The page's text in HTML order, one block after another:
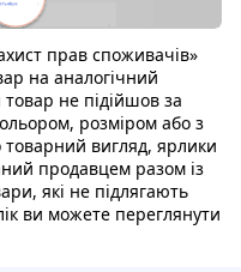
прав споживачів»
на аналогічний
не підійшов за
розміром або з
вигляд, ярлики
продавцем разом із
які не підлягають
ви можете переглянути